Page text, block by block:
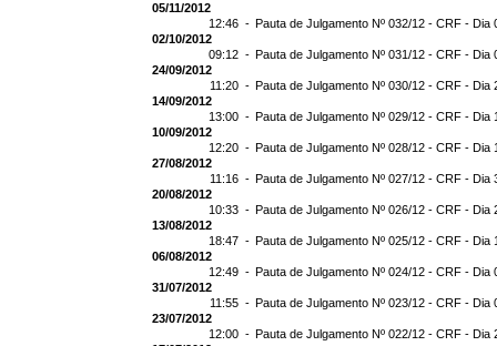
05/11/2012
12:46 - Pauta de Julgamento Nº 032/12 - CRF - Dia
02/10/2012
09:12 - Pauta de Julgamento Nº 031/12 - CRF - Dia
24/09/2012
11:20 - Pauta de Julgamento Nº 030/12 - CRF - Dia
14/09/2012
13:00 - Pauta de Julgamento Nº 029/12 - CRF - Dia
10/09/2012
12:20 - Pauta de Julgamento Nº 028/12 - CRF - Dia
27/08/2012
11:16 - Pauta de Julgamento Nº 027/12 - CRF - Dia
20/08/2012
10:33 - Pauta de Julgamento Nº 026/12 - CRF - Dia
13/08/2012
18:47 - Pauta de Julgamento Nº 025/12 - CRF - Dia
06/08/2012
12:49 - Pauta de Julgamento Nº 024/12 - CRF - Dia
31/07/2012
11:55 - Pauta de Julgamento Nº 023/12 - CRF - Dia
23/07/2012
12:00 - Pauta de Julgamento Nº 022/12 - CRF - Dia